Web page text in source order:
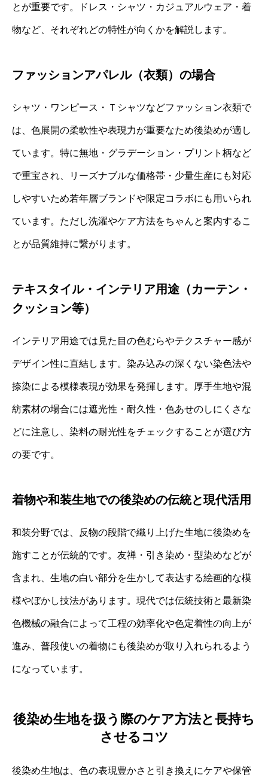
とが重要です。ドレス・シャツ・カジュアルウェア・着
物など、それぞれどの特性が向くかを解説します。
ファッションアパレル（衣類）の場合
シャツ・ワンピース・Ｔシャツなどファッション衣類で
は、色展開の柔軟性や表現力が重要なため後染めが適し
ています。特に無地・グラデーション・プリント柄など
で重宝され、リーズナブルな価格帯・少量生産にも対応
しやすいため若年層ブランドや限定コラボにも用いられ
ています。ただし洗濯やケア方法をちゃんと案内するこ
とが品質維持に繋がります。
テキスタイル・インテリア用途（カーテン・
クッション等）
インテリア用途では見た目の色むらやテクスチャー感が
デザイン性に直結します。染み込みの深くない染色法や
捺染による模様表現が効果を発揮します。厚手生地や混
紡素材の場合には遮光性・耐久性・色あせのしにくさな
どに注意し、染料の耐光性をチェックすることが選び方
の要です。
着物や和装生地での後染めの伝統と現代活用
和装分野では、反物の段階で織り上げた生地に後染めを
施すことが伝統的です。友禅・引き染め・型染めなどが
含まれ、生地の白い部分を生かして表达する絵画的な模
様やぼかし技法があります。現代では伝統技術と最新染
色機械の融合によって工程の効率化や色定着性の向上が
進み、普段使いの着物にも後染めが取り入れられるよう
になっています。
後染め生地を扱う際のケア方法と長持ち
させるコツ
後染め生地は、色の表現豊かさと引き換えにケアや保管